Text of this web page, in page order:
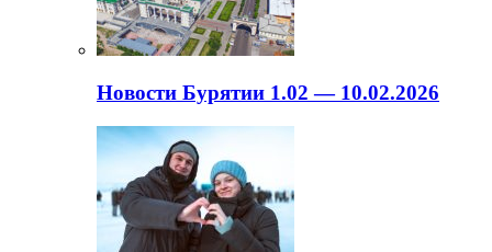
Новости Бурятии 1.02 — 10.02.2026